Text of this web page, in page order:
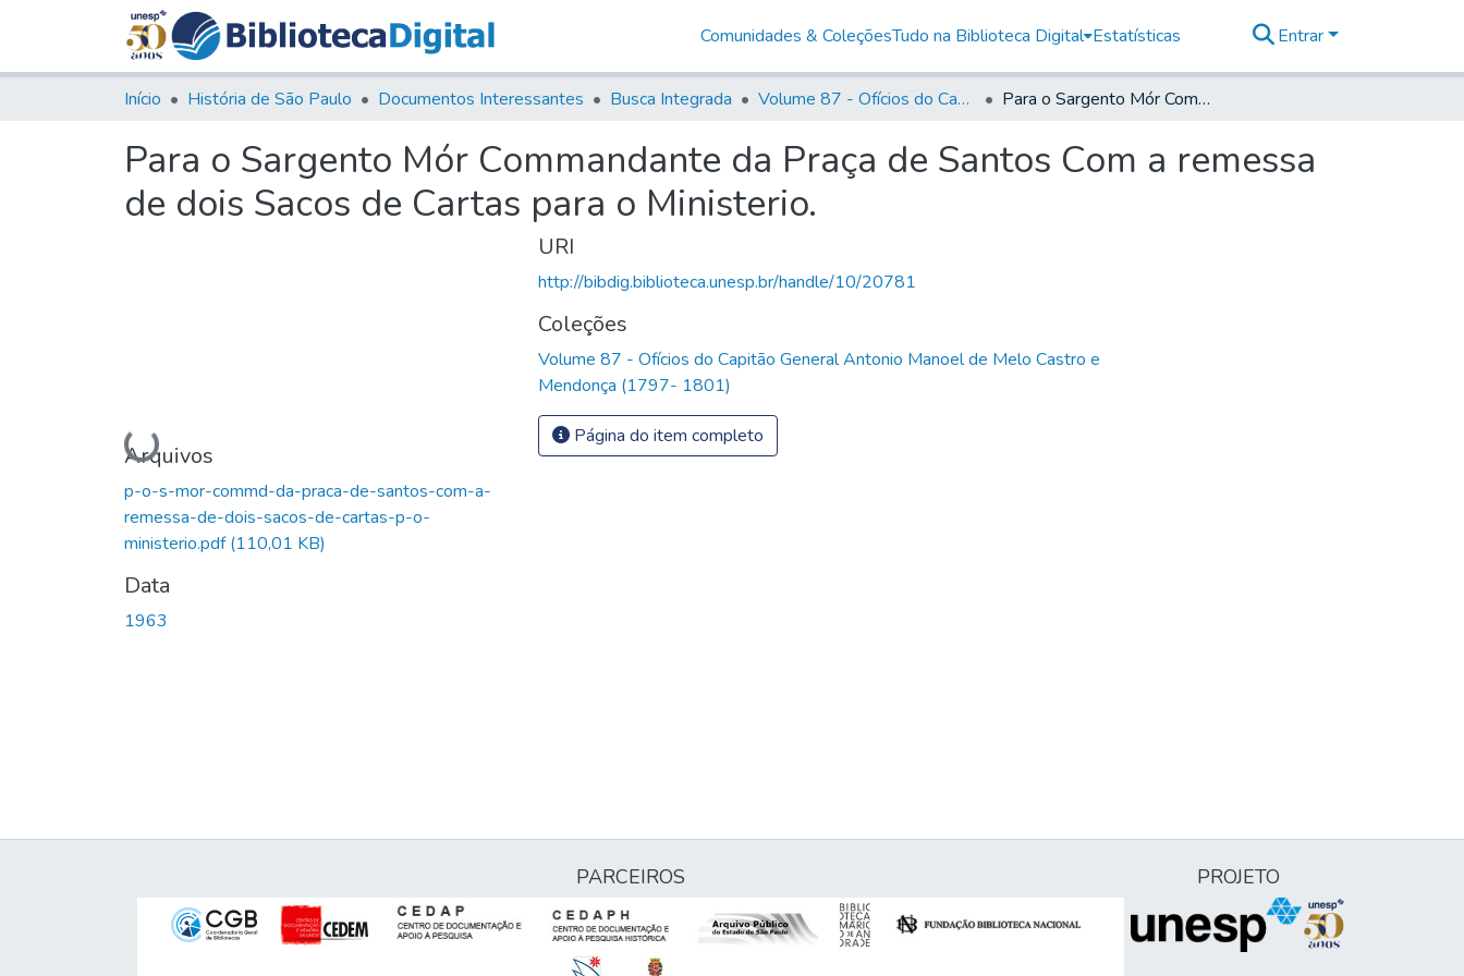
Comunidades & ColeçõesTudo na Biblioteca Digital Estatísticas Entrar
Início História de São Paulo Documentos Interessantes Busca Integrada Volume 87 - Ofícios do Capitão General Antonio Manoel de Melo Castro e Mendonça (1797- 1801) Para o Sargento Mór Commandante da Praça de Santos Com a remessa de dois Sacos de Cartas para o Ministerio.
Para o Sargento Mór Commandante da Praça de Santos Com a remessa
de dois Sacos de Cartas para o Ministerio.
Carregando...
Arquivos
p-o-s-mor-commd-da-praca-de-santos-com-a-
remessa-de-dois-sacos-de-cartas-p-o-
ministerio.pdf(110,01 KB)
Data
1963
URI
http://bibdig.biblioteca.unesp.br/handle/10/20781
Coleções
Volume 87 - Ofícios do Capitão General Antonio Manoel de Melo Castro e
Mendonça (1797- 1801)
Página do item completo
PARCEIROS PROJETO